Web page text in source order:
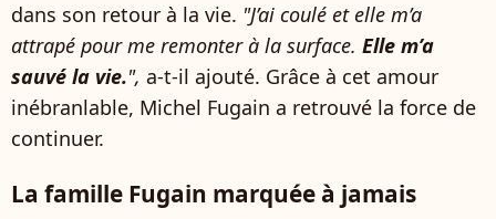
dans son retour à la vie. "J’ai coulé et elle m’a
attrapé pour me remonter à la surface. Elle m’a
sauvé la vie.", a-t-il ajouté. Grâce à cet amour
inébranlable, Michel Fugain a retrouvé la force de
continuer.
La famille Fugain marquée à jamais